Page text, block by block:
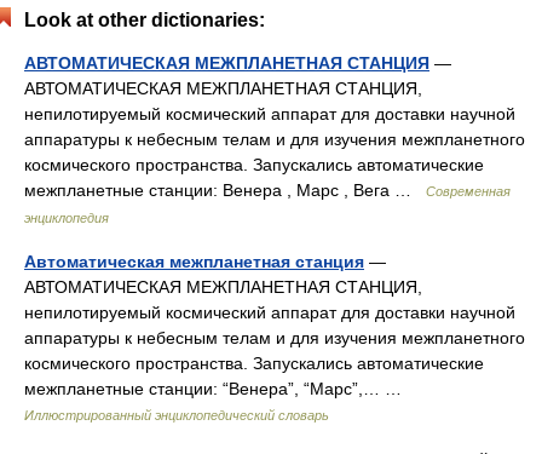
Look at other dictionaries:
АВТОМАТИЧЕСКАЯ МЕЖПЛАНЕТНАЯ СТАНЦИЯ —
АВТОМАТИЧЕСКАЯ МЕЖПЛАНЕТНАЯ СТАНЦИЯ,
непилотируемый космический аппарат для доставки научной
аппаратуры к небесным телам и для изучения межпланетного
космического пространства. Запускались автоматические
межпланетные станции: Венера , Марс , Вега …
Современная
энциклопедия
Автоматическая межпланетная станция —
АВТОМАТИЧЕСКАЯ МЕЖПЛАНЕТНАЯ СТАНЦИЯ,
непилотируемый космический аппарат для доставки научной
аппаратуры к небесным телам и для изучения межпланетного
космического пространства. Запускались автоматические
межпланетные станции: “Венера”, “Марс”,… …
Иллюстрированный энциклопедический словарь